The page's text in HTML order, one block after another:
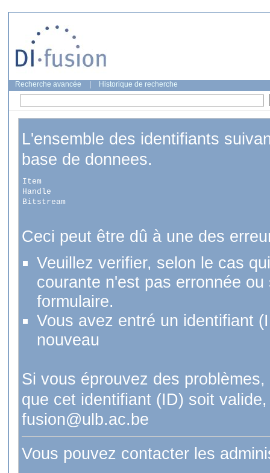
Recherche avancée Historique de recherche
L'ensemble des identifiants
base de donnees.
Item
Handle
Bitstream
Ceci peut être dû à une des
Veuillez verifier, selon le cas
courante n'est pas erronnée
formulaire.
Vous avez entré un identifiant
nouveau
Si vous éprouvez des
que cet identifiant (ID) soit
fusion@ulb.ac.be
Vous pouvez contacter les